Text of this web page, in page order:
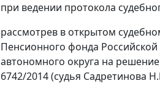
при ведении протокола
рассмотрев в открытом
Пенсионного фонда
автономного округа на решение
6742/2014 (судья Садретинова